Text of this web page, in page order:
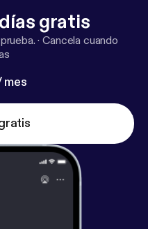
gratis
·Cancela cuando